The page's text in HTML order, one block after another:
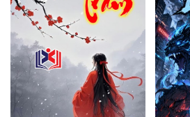
Trinh Thám
Triều Đấu
Trùng Sinh
Trọng Sinh